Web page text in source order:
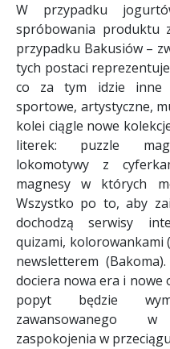
W przypadku
spróbowania produktu
przypadku Bakusiów –
tych postaci
co za tym idzie inne
sportowe, artystyczne,
kolei ciągle nowe
literek: puzzle
lokomotywy z
magnesy w których
Wszystko po to, aby
dochodzą serwisy
quizami, kolorowankami
newsletterem
dociera nowa era i nowe
popyt będzie
zawansowanego
zaspokojenia w